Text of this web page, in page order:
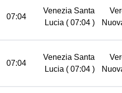
07:04
Venezia Santa
Lucia ( 07:04 )
07:04
Venezia Santa
Lucia ( 07:04 )